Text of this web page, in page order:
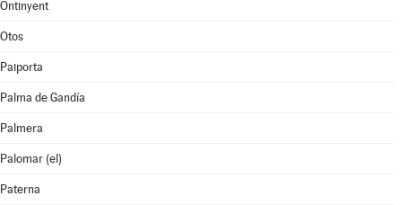
Ontinyent
Otos
Paiporta
Palma de Gandía
Palmera
Palomar (el)
Paterna